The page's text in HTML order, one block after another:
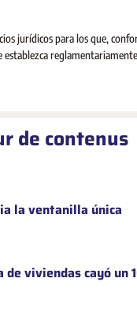
jurídicos para los que,
establezca
de contenus
la ventanilla única
de viviendas cayó un